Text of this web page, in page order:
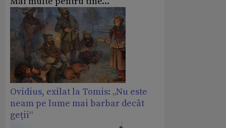
Ovidius, exilat la Tomis: „Nu este
neam pe lume mai barbar decât
geţii“